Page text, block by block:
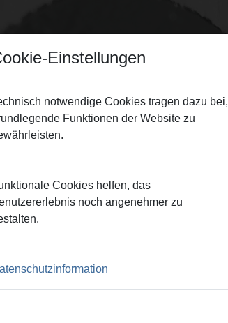
8-16,
Einstellungen
notwendige Cookies tragen dazu bei,
Funktionen der Website zu
Cookies helfen, das
noch angenehmer zu